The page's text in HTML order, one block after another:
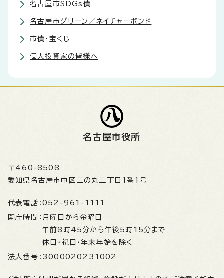
名古屋市SDGs債
名古屋市グリーン／ネイチャーボンド
市債・宝くじ
個人投資家の皆様へ
名古屋市役所
〒460-8508
愛知県名古屋市中区三の丸三丁目1番1号
代表電話： 052-961-1111
開庁時間： 月曜日から金曜日
午前8時45分から午後5時15分まで
休日・祝日・年末年始を除く
法人番号： 3000020231002